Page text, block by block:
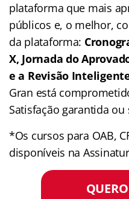
plataforma que mais
públicos e, o melhor,
da plataforma:
X, Jornada do
e a Revisão
Gran está
Satisfação garantida
*Os cursos para OAB,
disponíveis na